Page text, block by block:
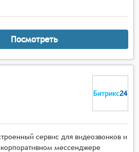
Посмотреть
сервис для видеозвонков и
мессенджере